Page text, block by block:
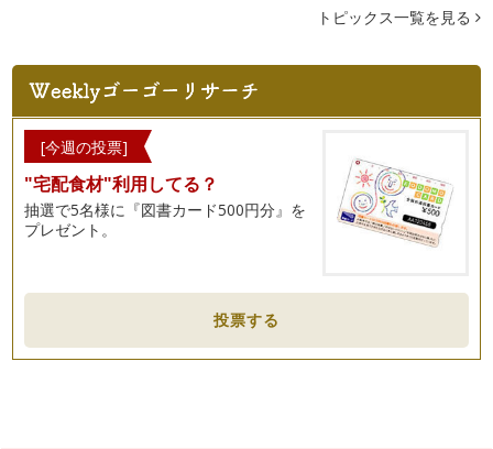
トピックス一覧を見る
[今週の投票]
"宅配食材"利用してる？
抽選で5名様に『図書カード500円分』を
プレゼント。
投票する